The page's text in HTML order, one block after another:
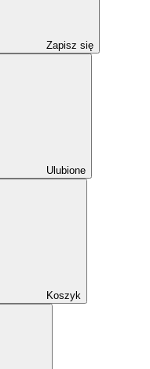
Zapisz się
Ulubione
Koszyk